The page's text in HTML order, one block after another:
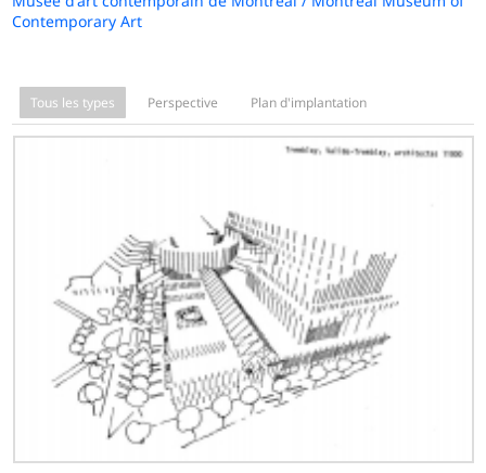
Contemporary Art
Tous les types Perspective Plan d'implantation